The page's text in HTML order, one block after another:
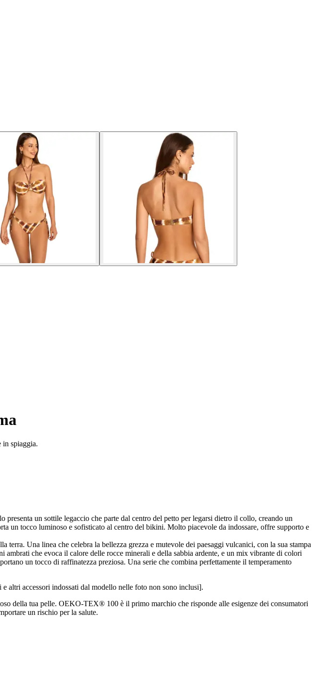
in spiaggia.
un sottile legaccio che parte dal centro del petto per legarsi dietro il collo, creando un
un tocco luminoso e sofisticato al centro del bikini. Molto piacevole da indossare, offre supporto e
Una linea che celebra la bellezza grezza e mutevole dei paesaggi vulcanici, con la sua stampa
che evoca il calore delle rocce minerali e della sabbia ardente, e un mix vibrante di colori
un tocco di raffinatezza preziosa. Una serie che combina perfettamente il temperamento
altri accessori indossati dal modello nelle foto non sono inclusi].
della tua pelle. OEKO-TEX® 100 è il primo marchio che risponde alle esigenze dei consumatori
un rischio per la salute.